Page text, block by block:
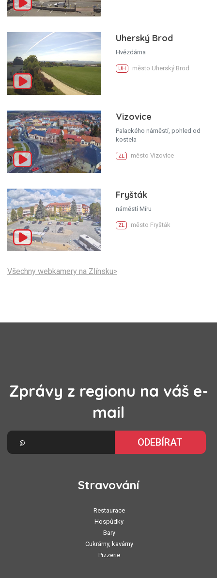
Uherský Brod
Hvězdárna
UH město Uherský Brod
Vizovice
Palackého náměstí, pohled od
kostela
ZL město Vizovice
Fryšták
náměstí Míru
ZL město Fryšták
Všechny webkamery na Zlínsku>
Zprávy z regionu na váš e-
mail
ODEBÍRAT
Stravování
Restaurace
Hospůdky
Bary
Cukrárny, kavárny
Pizzerie